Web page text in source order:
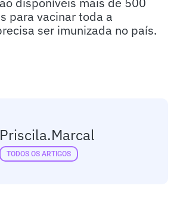
para vacinar toda a
ser imunizada no país.
Priscila.marcal
TODOS OS ARTIGOS